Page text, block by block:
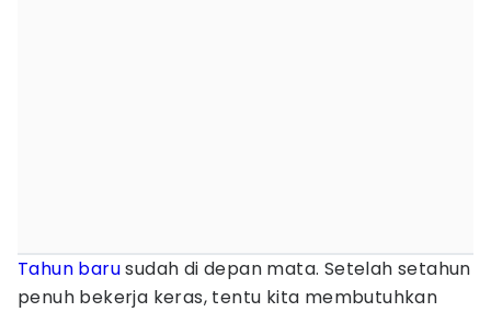
Tahun barusudah di depan mata. Setelah setahun
penuh bekerja keras, tentu kita membutuhkan